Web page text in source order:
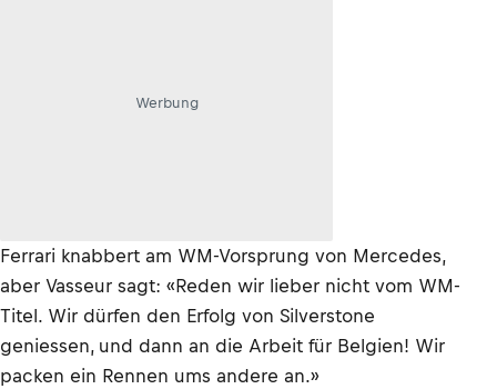
Werbung
Ferrari knabbert am WM-Vorsprung von Mercedes,
aber Vasseur sagt: «Reden wir lieber nicht vom WM-
Titel. Wir dürfen den Erfolg von Silverstone
geniessen, und dann an die Arbeit für Belgien! Wir
packen ein Rennen ums andere an.»